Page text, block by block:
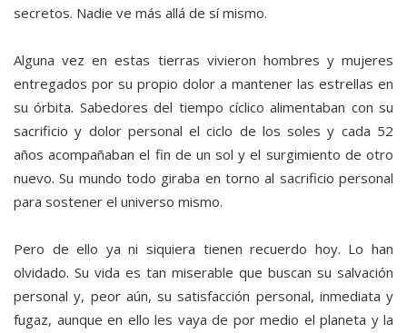
secretos. Nadie ve más allá de sí mismo.
Alguna vez en estas tierras vivieron hombres y mujeres
entregados por su propio dolor a mantener las estrellas en
su órbita. Sabedores del tiempo cíclico alimentaban con su
sacrificio y dolor personal el ciclo de los soles y cada 52
años acompañaban el fin de un sol y el surgimiento de otro
nuevo. Su mundo todo giraba en torno al sacrificio personal
para sostener el universo mismo.
Pero de ello ya ni siquiera tienen recuerdo hoy. Lo han
olvidado. Su vida es tan miserable que buscan su salvación
personal y, peor aún, su satisfacción personal, inmediata y
fugaz, aunque en ello les vaya de por medio el planeta y la